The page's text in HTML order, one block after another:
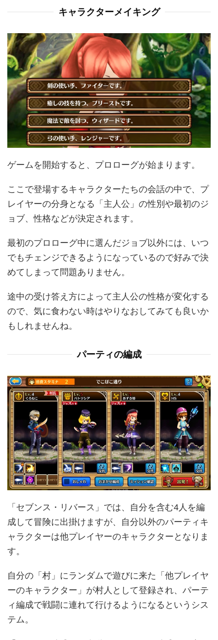
キャラクターメイキング
ゲームを開始すると、プロローグが始まります。
ここで登場するキャラクターたちの会話の中で、プ
レイヤーの分身となる「主人公」の性別や最初のジ
ョブ、性格などが決定されます。
最初のプロローグ中に選んだジョブ以外には、いつ
でもチェンジできるようになっているので好みで決
めてしまって問題ありません。
途中の受け答え方によって主人公の性格が変化する
ので、気に食わない時はやりなおしてみても良いか
もしれませんね。
パーティの編成
「セブンス・リバース」では、自分を含む4人を編
成して冒険に出掛けますが、自分以外のパーティキ
ャラクターは他プレイヤーのキャラクターとなりま
す。
自分の「村」にランダムで遊びに来た「他プレイヤ
ーのキャラクター」が村人として登録され、パーテ
ィ編成で戦闘に連れて行けるようになるというシス
テム。